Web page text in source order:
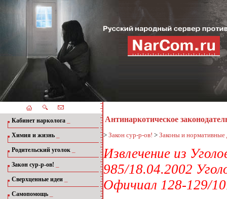
Кабинет нарколога
Химия и жизнь
Родительский уголок
Закон сур-р-ов!
Сверхценные идеи
Самопомощь
Антинаркотическое
> Закон сур-р-ов! > Законы и
Извлечение из
985/18.04.2002
Офичиал 128-129/